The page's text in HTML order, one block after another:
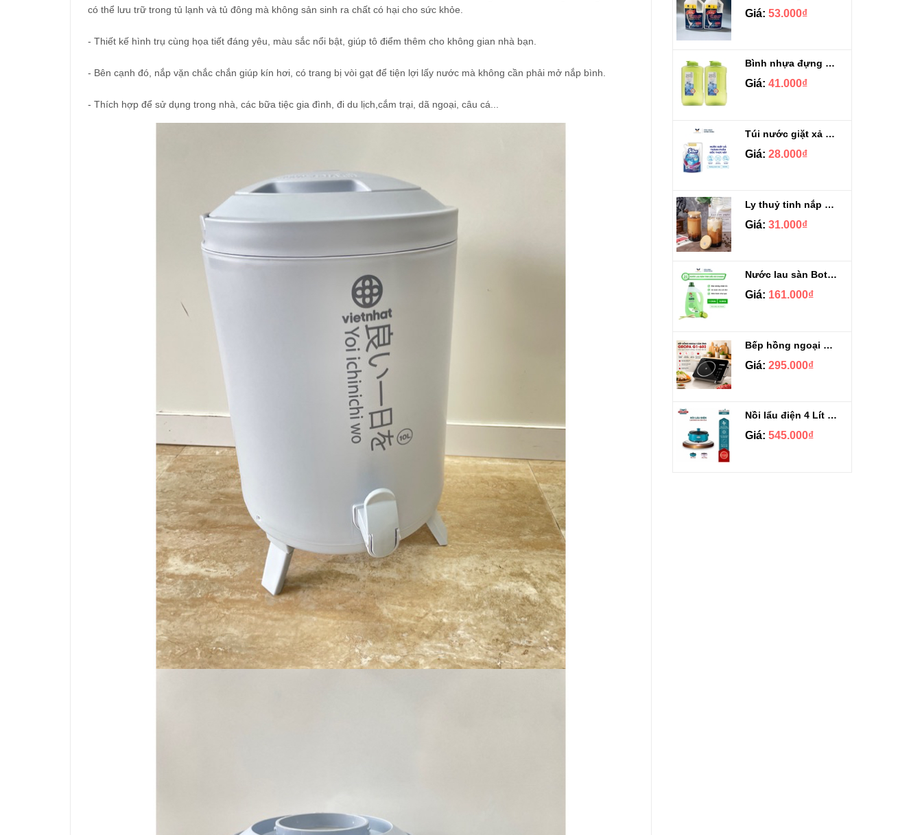
có thể lưu trữ trong tủ lạnh và tủ đông mà không sản sinh ra chất có hại cho sức khỏe.
- Thiết kế hình trụ cùng họa tiết đáng yêu, màu sắc nổi bật, giúp tô điểm thêm cho không gian nhà bạn.
- Bên cạnh đó, nắp vặn chắc chắn giúp kín hơi, có trang bị vòi gạt để tiện lợi lấy nước mà không cần phải mở nắp bình.
- Thích hợp để sử dụng trong nhà, các bữa tiệc gia đình, đi du lịch,cắm trại, dã ngoại, câu cá...
Giá: 53.000₫
Bình nhựa đựng nước Aqua Lock&Lock 2.1L
Giá: 41.000₫
Túi nước giặt xả Sizen hương nước hoa 500 ml
Giá: 28.000₫
Ly thuỷ tinh nắp gỗ kèm ống hút chịu nhiệt 500ml
Giá: 31.000₫
Nước lau sàn Botany tinh dầu sả chanh chai 3.9kg
Giá: 161.000₫
Bếp hồng ngoại cảm ứng Gropa G1-602
Giá: 295.000₫
Nồi lẩu điện 4 Lít Ladomax HA-238
Giá: 545.000₫